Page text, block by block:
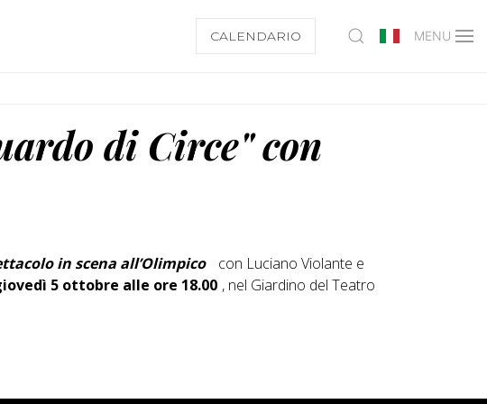
CALENDARIO MENU
di Circe" con
in scena all’Olimpico
con Luciano Violante e
5 ottobre alle ore 18.00 , nel Giardino del Teatro